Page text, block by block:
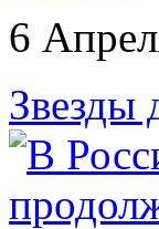
6
Звезды